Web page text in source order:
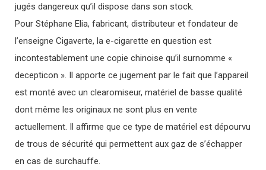
jugés dangereux qu’il dispose dans son stock.
Pour Stéphane Elia, fabricant, distributeur et fondateur de
l’enseigne Cigaverte, la e-cigarette en question est
incontestablement une copie chinoise qu’il surnomme «
decepticon ». Il apporte ce jugement par le fait que l’appareil
est monté avec un clearomiseur, matériel de basse qualité
dont même les originaux ne sont plus en vente
actuellement. Il affirme que ce type de matériel est dépourvu
de trous de sécurité qui permettent aux gaz de s’échapper
en cas de surchauffe.